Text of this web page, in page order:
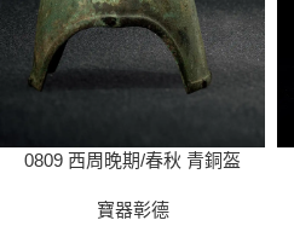
0809 西周晚期/春秋 青銅盔
寶器彰德